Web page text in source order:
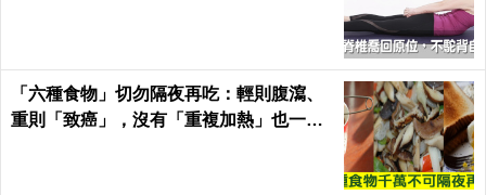
「六種食物」切勿隔夜再吃：輕則腹瀉、
重則「致癌」，沒有「重複加熱」也一